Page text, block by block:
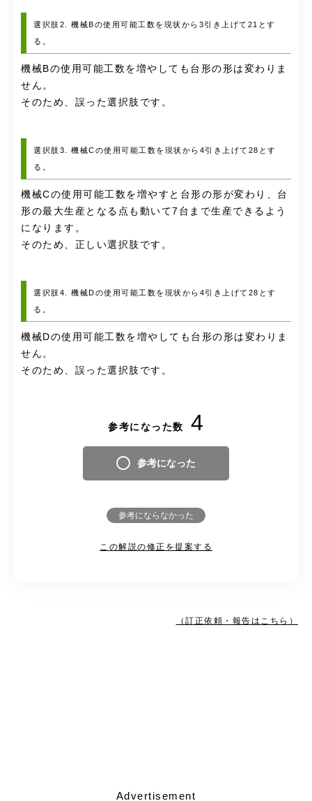
選択肢2. 機械Bの使用可能工数を現状から3引き上げて21とす
る。
機械Bの使用可能工数を増やしても台形の形は変わりま
せん。
そのため、誤った選択肢です。
選択肢3. 機械Cの使用可能工数を現状から4引き上げて28とす
る。
機械Cの使用可能工数を増やすと台形の形が変わり、台
形の最大生産となる点も動いて7台まで生産できるよう
になります。
そのため、正しい選択肢です。
選択肢4. 機械Dの使用可能工数を現状から4引き上げて28とす
る。
機械Dの使用可能工数を増やしても台形の形は変わりま
せん。
そのため、誤った選択肢です。
参考になった数 4
参考になった
参考にならなかった
この解説の修正を提案する
（訂正依頼・報告はこちら）
Advertisement